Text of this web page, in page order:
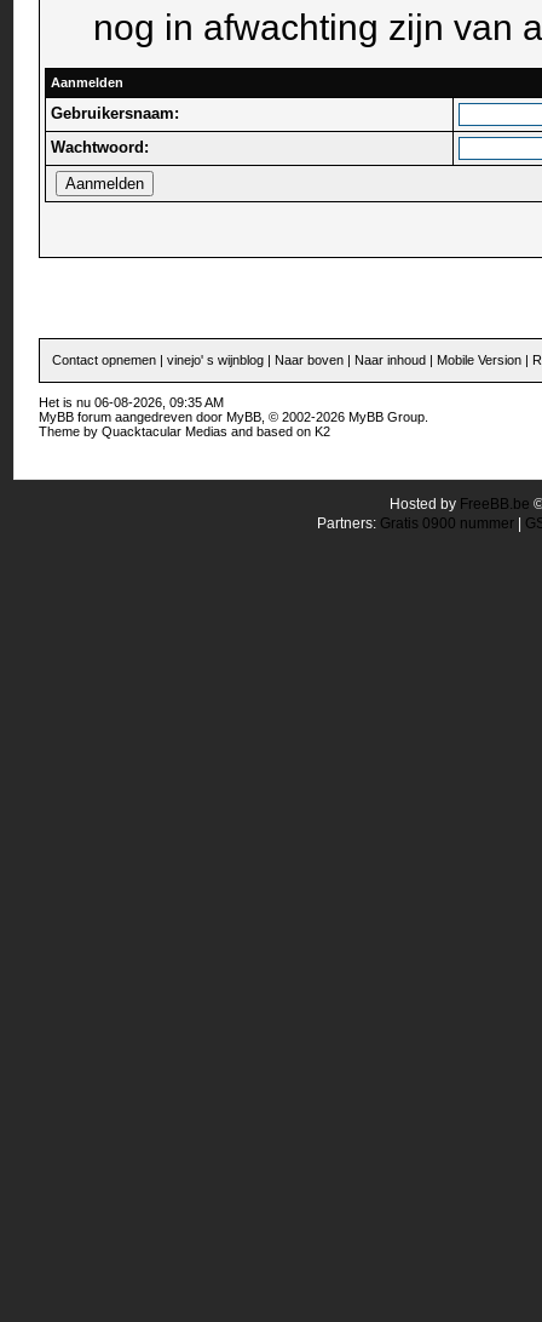
nog in afwachting zijn van
Aanmelden
Gebruikersnaam:
Wachtwoord:
Contact opnemen |vinejo' s wijnblog | Naar boven | Naar inhoud | Mobile Version |
Het is nu 06-08-2026, 09:35 AM
MyBB forum aangedreven doorMyBB , © 2002-2026MyBB Group
Theme byQuacktacular Medias and based onK2
Hosted by FreeBB.be
Partners: Gratis 0900 nummer|